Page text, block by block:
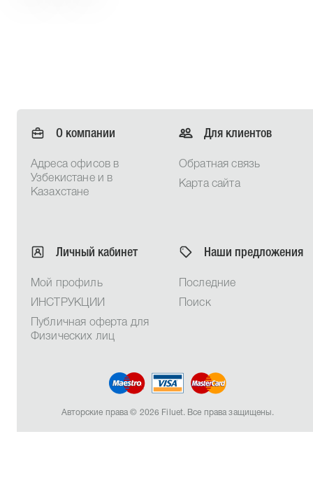
О компании
Адреса офисов в
Узбекистане и в
Казахстане
Для клиентов
Обратная связь
Карта сайта
Личный кабинет
Мой профиль
ИНСТРУКЦИИ
Публичная оферта для
Физических лиц
Наши предложения
Последние
Поиск
Авторские права © 2026 Filuet. Все права защищены.